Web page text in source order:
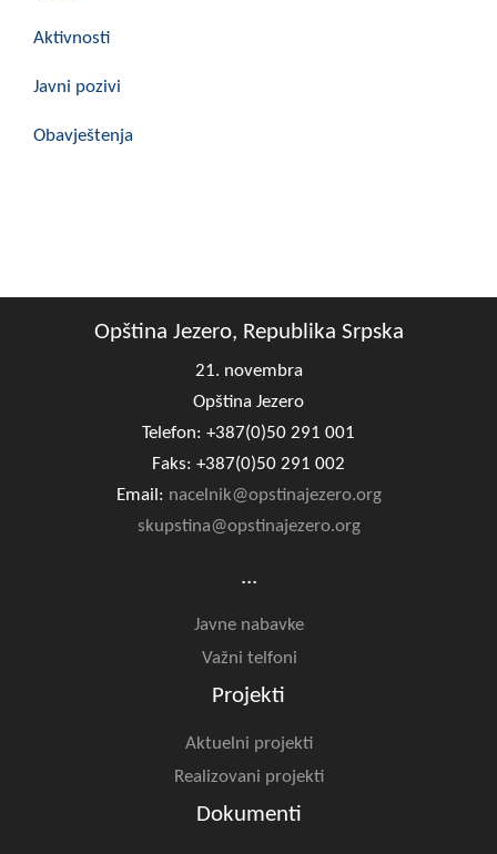
Aktivnosti
Javni pozivi
Obavještenja
Opština Jezero, Republika Srpska
21. novembra
Opština Jezero
Telefon: +387(0)50 291 001
Faks: +387(0)50 291 002
Email: nacelnik@opstinajezero.org
skupstina@opstinajezero.org
...
Javne nabavke
Važni telfoni
Projekti
Aktuelni projekti
Realizovani projekti
Dokumenti